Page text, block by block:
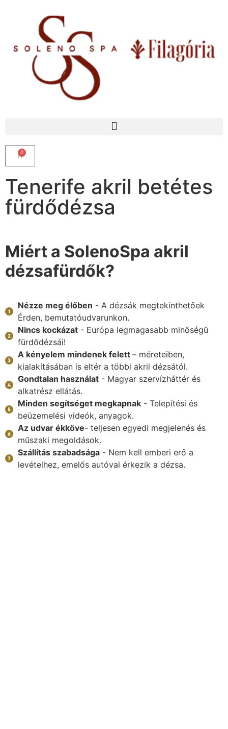
0
Tenerife akril betétes
fürdődézsa
Miért a SolenoSpa akril
dézsafürdők?
Nézze meg élőben - A dézsák megtekinthetőek
Érden, bemutatóudvarunkon.
Nincs kockázat - Európa legmagasabb minőségű
fürdődézsái!
A kényelem mindenek felett – méreteiben,
kialakításában is eltér a többi akril dézsától.
Gondtalan használat - Magyar szervízháttér és
alkatrész ellátás.
Minden segítséget megkapnak - Telepítési és
beüzemelési videók, anyagok.
Az udvar ékköve- teljesen egyedi megjelenés és
műszaki megoldások.
Szállítás szabadsága - Nem kell emberi erő a
levételhez, emelős autóval érkezik a dézsa.